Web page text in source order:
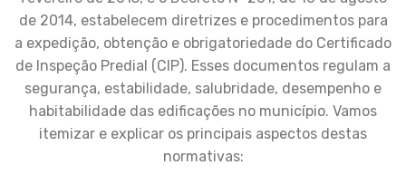
de 2014, estabelecem diretrizes e procedimentos para
a expedição, obtenção e obrigatoriedade do Certificado
de Inspeção Predial (CIP). Esses documentos regulam a
segurança, estabilidade, salubridade, desempenho e
habitabilidade das edificações no município. Vamos
itemizar e explicar os principais aspectos destas
normativas: